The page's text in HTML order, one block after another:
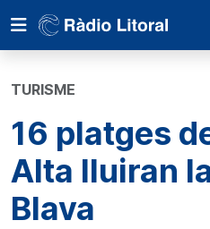
TURISME
16 platges
Alta lluiran
Blava